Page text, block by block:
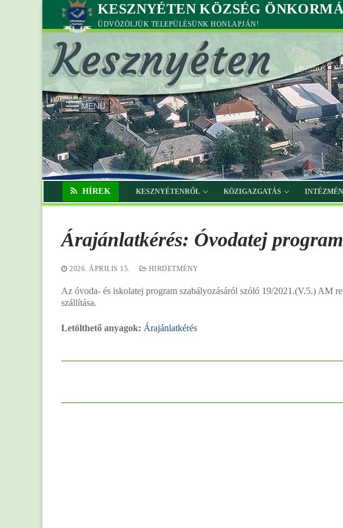
Ugrás
tartalomra
KESZNYÉTEN KÖZSÉG
ÜDVÖZÖLJÜK TELEPÜLÉSÜNK HONLAPJÁN!
MENÜ
HÍREK KESZNYÉTENRŐL KÖZIGAZGATÁS
Árajánlatkérés: Óvodatej program
2026. ÁPRILIS 15. HIRDETMÉNY
Az óvoda- és iskolatej program szabályozásáról szóló 19/2021.(V.5.) AM
szállítása.
Letölthető anyagok: Árajánlatkérés